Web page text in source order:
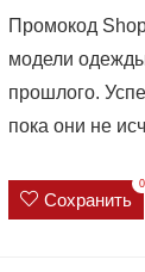
Промокод
модели
прошлого.
пока они не
Сохранить
0